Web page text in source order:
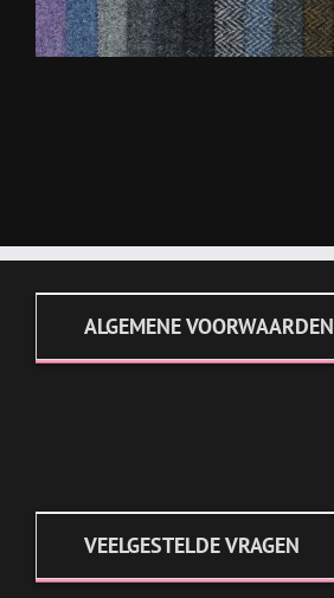
ALGEMENE VOORWAARDEN
VEELGESTELDE VRAGEN